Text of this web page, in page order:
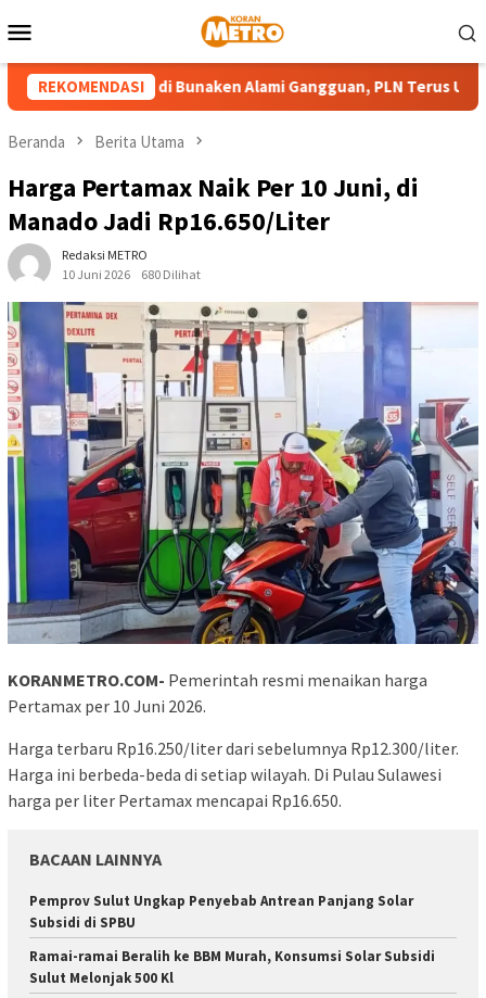
ke
Mobile
REKOMENDASI
Pembangkit di Bunaken Alami Gangguan, PLN Terus Upayakan
Beranda Berita Utama
Harga Pertamax Naik Per 10 Juni, di
Manado Jadi Rp16.650/Liter
Redaksi METRO
10 Juni 2026
680 Dilihat
KORANMETRO.COM- Pemerintah resmi menaikan harga
Pertamax per 10 Juni 2026.
Harga terbaru Rp16.250/liter dari sebelumnya Rp12.300/liter.
Harga ini berbeda-beda di setiap wilayah. Di Pulau Sulawesi
harga per liter Pertamax mencapai Rp16.650.
BACAAN LAINNYA
Pemprov Sulut Ungkap Penyebab Antrean Panjang Solar
Subsidi di SPBU
Ramai-ramai Beralih ke BBM Murah, Konsumsi Solar Subsidi
Sulut Melonjak 500 Kl